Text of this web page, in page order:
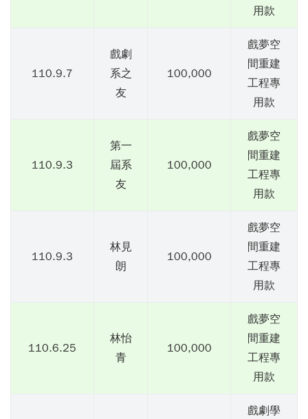
用款
110.9.7
戲劇
系之
友
100,000
戲夢空
間重建
工程專
用款
110.9.3
第一
屆系
友
100,000
戲夢空
間重建
工程專
用款
110.9.3
林見
朗
100,000
戲夢空
間重建
工程專
用款
110.6.25
林怡
青
100,000
戲夢空
間重建
工程專
用款
戲劇學